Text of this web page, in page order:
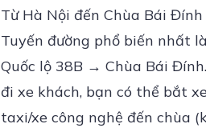
Từ Hà Nội đến Chùa Bái
Tuyến đường phổ biến nhất
Quốc lộ 38B → Chùa Bái
đi xe khách, bạn có thể bắt
taxi/xe công nghệ đến chùa